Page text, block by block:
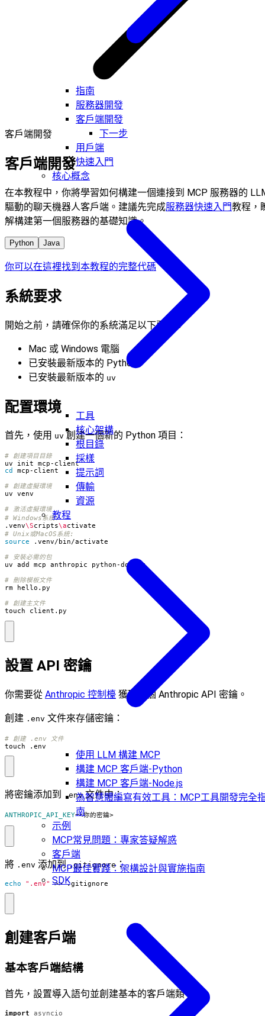
指南
服務器開發
客戶端開發
下一步
用戶端
快速入門
核心概念
工具
核心架構
根目錄
採樣
提示詞
傳輸
資源
教程
使用 LLM 構建 MCP
構建 MCP 客戶端-Python
構建 MCP 客戶端-Node.js
為智慧體編寫有效工具：MCP工具開發完全
南
示例
MCP常見問題：專家答疑解惑
客戶端
MCP最佳實踐：架構設計與實施指南
SDK
客戶端開發
客戶端開發
在本教程中，你將學習如何構建一個連接到 MCP 服務器的
驅動的聊天機器人客戶端。建議先完成服務器快速入門教程，
解構建第一個服務器的基礎知識。
Python Java
你可以在這裡找到本教程的完整代碼
系統要求
開始之前，請確保你的系統滿足以下要求：
Mac 或 Windows 電腦
已安裝最新版本的 Python
已安裝最新版本的 uv
配置環境
首先，使用 uv 創建一個新的 Python 項目：
# 創建項目目錄
cd
# 創建虛擬環境
# 激活虛擬環境
# Windows系統:
.venv\Scripts\a
# Unix或MacOS系統:
source
# 安裝必需的包
# 刪除模板文件
# 創建主文件
touch client.py
設置 API 密鑰
你需要從 Anthropic 控制檯 獲取一個 Anthropic API 密鑰。
創建 .env 文件來存儲密鑰：
# 創建 .env 文件
touch .env
將密鑰添加到 .env文件中：
ANTHROPIC_API_KEY=<你的密鑰>
將 .env 添加到.gitignore ：
echo ".env" >> .gitignore
創建客戶端
基本客戶端結構
首先，設置導入語句並創建基本的客戶端類。
import asyncio